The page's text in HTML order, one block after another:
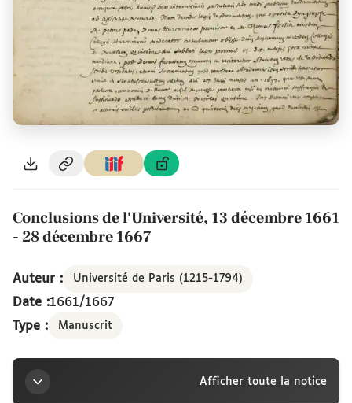
Conclusions de l'Université, 13 décembre 1661
- 28 décembre 1667
Auteur : Université de Paris (1215-1794)
Date :1661/1667
Type :
Manuscrit
Afficher toute la notice